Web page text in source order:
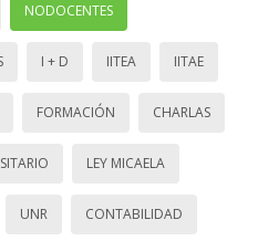
NODOCENTES
I + D IITEA IITAE
FORMACIÓN CHARLAS
LEY MICAELA
UNR CONTABILIDAD